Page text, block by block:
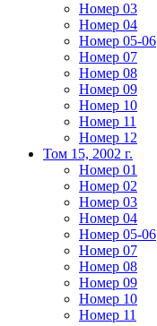
Номер 03
Номер 04
Номер 05-06
Номер 07
Номер 08
Номер 09
Номер 10
Номер 11
Номер 12
Том 15, 2002 г.
Номер 01
Номер 02
Номер 03
Номер 04
Номер 05-06
Номер 07
Номер 08
Номер 09
Номер 10
Номер 11